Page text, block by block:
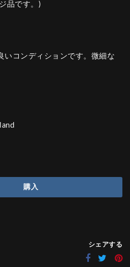
品です。)
いコンディションです。微細な
購入
シェアする